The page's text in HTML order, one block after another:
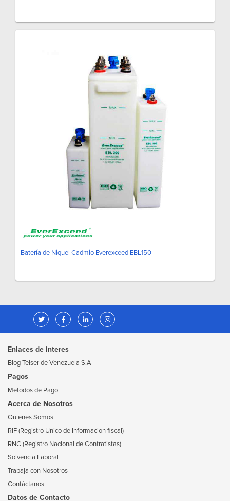
Batería de Niquel Cadmio Everexceed EBL150
Enlaces de interes
Blog Telser de Venezuela S.A
Pagos
Metodos de Pago
Acerca de Nosotros
Quienes Somos
RIF (Registro Unico de Informacion fiscal)
RNC (Registro Nacional de Contratistas)
Solvencia Laboral
Trabaja con Nosotros
Contáctanos
Datos de Contacto